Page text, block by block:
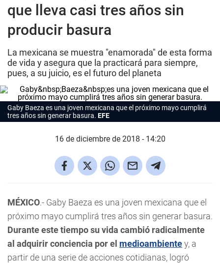
que lleva casi tres años sin
producir basura
La mexicana se muestra "enamorada" de esta forma
de vida y asegura que la practicará para siempre,
pues, a su juicio, es el futuro del planeta
Gaby Baeza es una joven mexicana que el próximo mayo cumplirá
tres años sin generar basura. EFE
16 de diciembre de 2018 - 14:20
MÉXICO.- Gaby Baeza es una joven mexicana que el
próximo mayo cumplirá tres años sin generar basura.
Durante este tiempo su vida cambió radicalmente
al adquirir conciencia por el medioambientey, a
partir de una serie de acciones cotidianas, logró